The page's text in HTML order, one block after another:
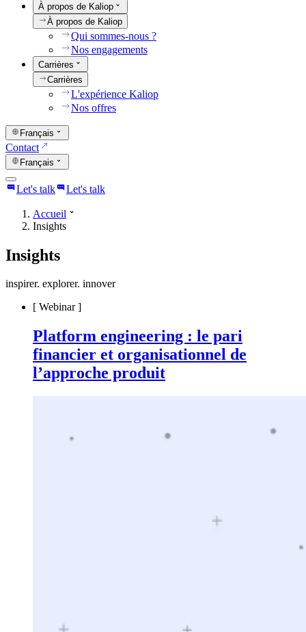
À propos de Kaliop
À propos de Kaliop
Qui sommes-nous ?
Nos engagements
Carrières
Carrières
L'expérience Kaliop
Nos offres
Français
Contact
Français
Let's talk Let's talk
Accueil
Insights
Insights
inspirer. explorer. innover
[ Webinar]
Platform engineering : le pari
financier et organisationnel de
l’approche produit